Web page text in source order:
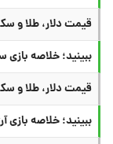
قیمت دلار، طلا و سکه
ببینید؛ خلاصه بازی سوئیس ۰ (۴) - کلمبیا ۰
قیمت دلار، طلا و سکه
ببینید؛ خلاصه بازی آرژانتین ۳ - مصر